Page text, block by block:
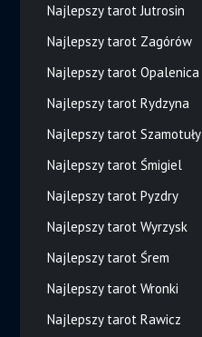
Najlepszy tarot Jutrosin
Najlepszy tarot Zagórów
Najlepszy tarot Opalenica
Najlepszy tarot Rydzyna
Najlepszy tarot Szamotuły
Najlepszy tarot Śmigiel
Najlepszy tarot Pyzdry
Najlepszy tarot Wyrzysk
Najlepszy tarot Śrem
Najlepszy tarot Wronki
Najlepszy tarot Rawicz